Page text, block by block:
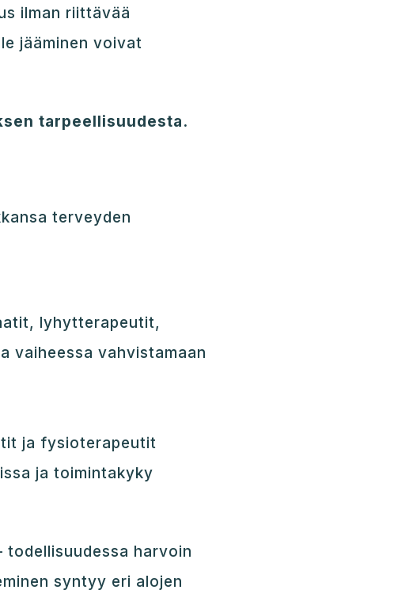
ilman riittävää
jääminen voivat
tarpeellisuudesta.
terveyden
lyhytterapeutit,
vaiheessa vahvistamaan
ja fysioterapeutit
ja toimintakyky
todellisuudessa harvoin
syntyy eri alojen